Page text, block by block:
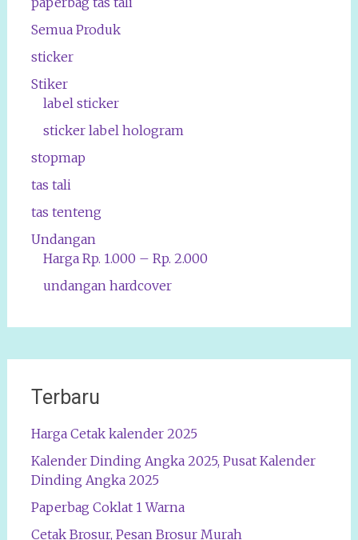
Semua Produk
sticker
Stiker
label sticker
sticker label hologram
stopmap
tas tali
tas tenteng
Undangan
Harga Rp. 1.000 – Rp. 2.000
undangan hardcover
Terbaru
Harga Cetak kalender 2025
Kalender Dinding Angka 2025, Pusat Kalender
Dinding Angka 2025
Paperbag Coklat 1 Warna
Cetak Brosur, Pesan Brosur Murah